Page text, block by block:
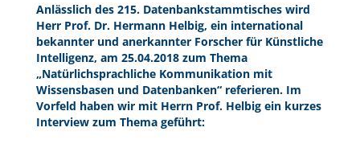
Anlässlich des 215. Datenbankstammtisches wird
Herr Prof. Dr. Hermann Helbig, ein international
bekannter und anerkannter Forscher für Künstliche
Intelligenz, am 25.04.2018 zum Thema
„Natürlichsprachliche Kommunikation mit
Wissensbasen und Datenbanken“ referieren. Im
Vorfeld haben wir mit Herrn Prof. Helbig ein kurzes
Interview zum Thema geführt: